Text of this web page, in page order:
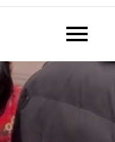
懂懂日记网每天同步更新懂懂学